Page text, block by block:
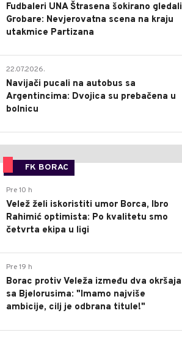
Fudbaleri UNA Štrasena šokirano gledali
Grobare: Nevjerovatna scena na kraju
utakmice Partizana
22.07.2026.
Navijači pucali na autobus sa
Argentincima: Dvojica su prebačena u
bolnicu
FK BORAC
Pre 10 h
Velež želi iskoristiti umor Borca, Ibro
Rahimić optimista: Po kvalitetu smo
četvrta ekipa u ligi
Pre 19 h
Borac protiv Veleža između dva okršaja
sa Bjelorusima: "Imamo najviše
ambicije, cilj je odbrana titule!"